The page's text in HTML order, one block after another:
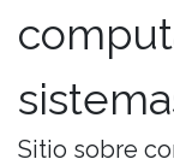
Sitio sobre